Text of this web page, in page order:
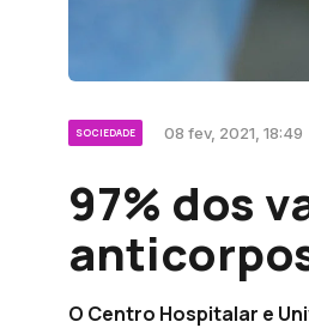
SOCIEDADE 08 fev, 2021, 18:49
97% dos
O Centro Hospitalar e